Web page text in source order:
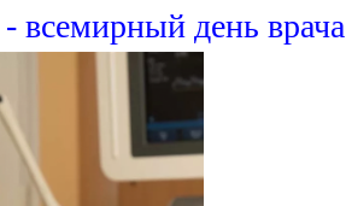
всемирный день